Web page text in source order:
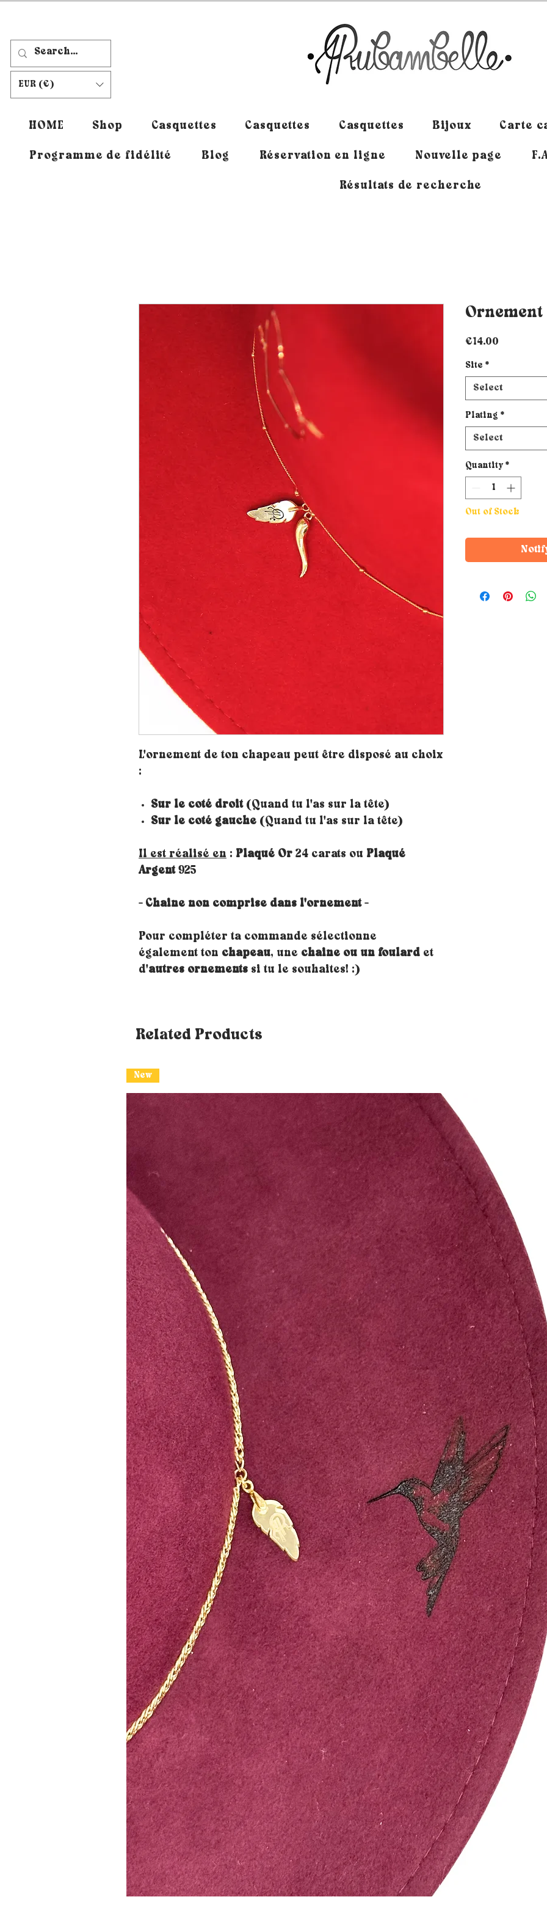
EUR (€)
HOME Shop Casquettes Casquettes Casquettes Bijoux Carte
Programme de fidélité Blog Réservation en ligne Nouvelle page
Résultats de recherche
L'ornement de ton chapeau peut être disposé au choix
:
Sur le coté droit(Quand tu l'as sur la tête)
Sur le coté gauche (Quand tu l'as sur la tête)
Il est réalisé en : Plaqué Or 24 carats ou Plaqué
Argent925
- Chaine non comprise dans l'ornement -
Pour compléter ta commande sélectionne
également ton chapeau, une chaine ou un foulard et
d'autres ornements si tu le souhaites! :)
€14.00
Site *
Select
Plating *
Select
Quantity *
Out of Stock
Related Products
New